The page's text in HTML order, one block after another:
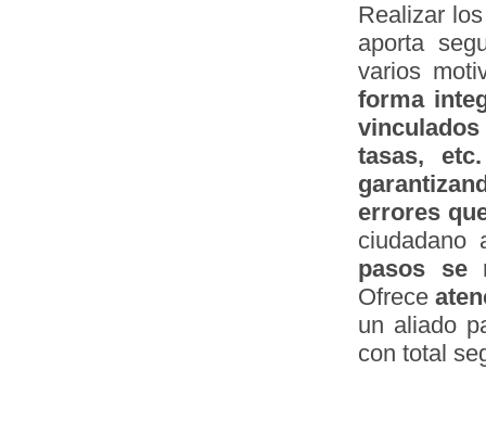
Realizar
aporta
varios
forma
vinculados
tasas, etc.
errores
ciudadano
pasos se
Ofrece
un aliado
con total